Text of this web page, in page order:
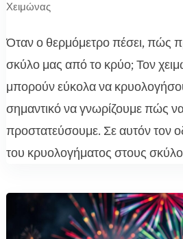
Χειμώνας
Όταν ο θερμόμετρο πέσει, πώς
σκύλο μας από το κρύο; Τον
μπορούν εύκολα να
σημαντικό να γνωρίζουμε πώς
προστατεύσουμε. Σε αυτόν τον
του κρυολογήματος στους